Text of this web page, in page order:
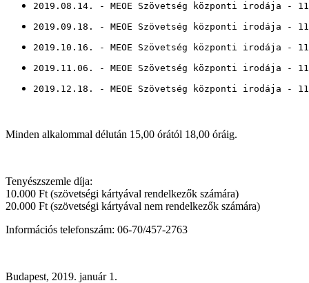
2019.08.14. - MEOE Szövetség központi irodája -
2019.09.18. - MEOE Szövetség központi irodája -
2019.10.16. - MEOE Szövetség központi irodája -
2019.11.06. - MEOE Szövetség központi irodája -
2019.12.18. - MEOE Szövetség központi irodája -
Minden alkalommal délután 15,00 órától 18,00 óráig.
Tenyészszemle díja:
10.000 Ft (szövetségi kártyával rendelkezők számára)
20.000 Ft (szövetségi kártyával nem rendelkezők számára)
Információs telefonszám: 06-70/457-2763
Budapest, 2019. január 1.